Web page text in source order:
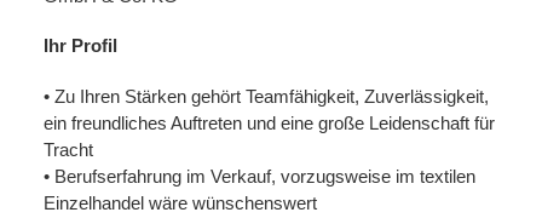
Ihr Profil
• Zu Ihren Stärken gehört Teamfähigkeit, Zuverlässigkeit,
ein freundliches Auftreten und eine große Leidenschaft für
Tracht
• Berufserfahrung im Verkauf, vorzugsweise im textilen
Einzelhandel wäre wünschenswert